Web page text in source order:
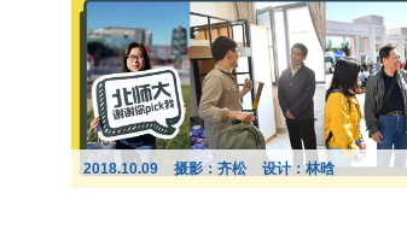
2018.10.09 摄影：齐松 设计：林晗